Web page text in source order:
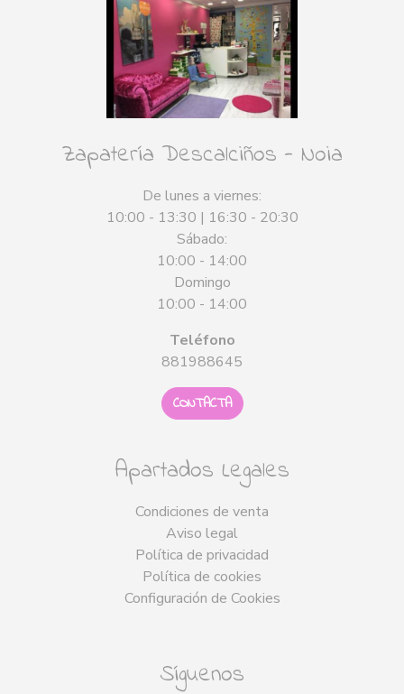
Zapatería Descalciños - Noia
De lunes a viernes:
10:00 - 13:30 | 16:30 - 20:30
Sábado:
10:00 - 14:00
Domingo
10:00 - 14:00
Teléfono
881988645
CONTACTA
Apartados Legales
Condiciones de venta
Aviso legal
Política de privacidad
Política de cookies
Configuración de Cookies
Síguenos